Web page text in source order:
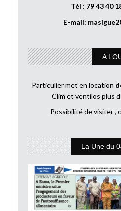
Tél : 79 43 40
E-mail:
A
Particulier met en location
Clim et ventilos plus
Possibilité de visiter ,
La Une du